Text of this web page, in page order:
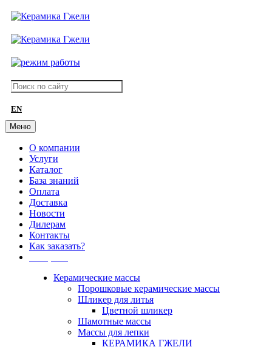
EN
Меню
О компании
Услуги
Каталог
База знаний
Оплата
Доставка
Новости
Дилерам
Контакты
Как заказать?
Керамические массы
Порошковые керамические массы
Шликер для литья
Цветной шликер
Шамотные массы
Массы для лепки
КЕРАМИКА ГЖЕЛИ